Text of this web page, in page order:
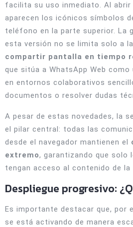
facilita su uso inmediato. Al abrir
aparecen los icónicos símbolos
teléfono en la parte superior. La
esta versión no se limita solo a
compartir pantalla en tiempo
que sitúa a WhatsApp Web
en entornos colaborativos
documentos o resolver dudas
A pesar de estas novedades, la
el pilar central: todas las
desde el navegador mantienen el
extremo, garantizando que solo
tengan acceso al contenido de la
Despliegue progresivo:
Es importante destacar que, por
se está activando de manera